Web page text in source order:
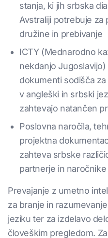
stanja, ki jih srbska
Avstraliji potrebuje
družine in prebivanje
ICTY (Mednarodno
nekdanjo
dokumenti sodišča
v angleški in srbski
zahtevajo natančen
Poslovna naročila,
projektna
zahteva srbske
partnerje in naročnike
Prevajanje z umetno
za branje in
jeziku ter za izdelavo
človeškim pregledom.